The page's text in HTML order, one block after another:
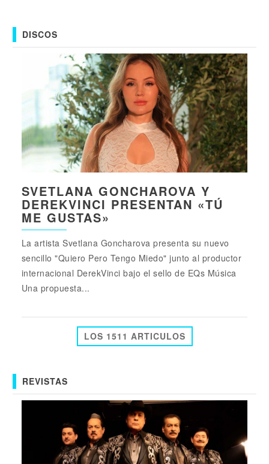
DISCOS
SVETLANA GONCHAROVA Y
DEREKVINCI PRESENTAN «TÚ
ME GUSTAS»
La artista Svetlana Goncharova presenta su nuevo
sencillo "Quiero Pero Tengo Miedo" junto al productor
internacional DerekVinci bajo el sello de EQs Música
Una propuesta...
LOS 1511 ARTICULOS
REVISTAS